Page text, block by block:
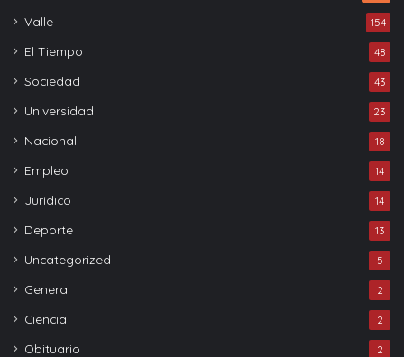
Valle 154
El Tiempo 48
Sociedad 43
Universidad 23
Nacional 18
Empleo 14
Jurídico 14
Deporte 13
Uncategorized 5
General 2
Ciencia 2
Obituario 2